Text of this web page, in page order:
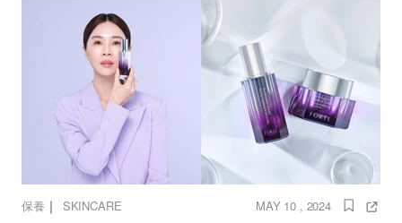
保養 ｜ SKINCARE MAY 10 , 2024